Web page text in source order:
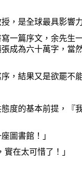
，是全球最具影響
一篇序文，余先生
成為六十萬字，當
，結果又是欲罷不
度的基本前提，『
圖書館！」
在太可惜了！」